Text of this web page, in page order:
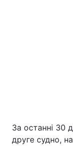
За останні 30
друге судно,